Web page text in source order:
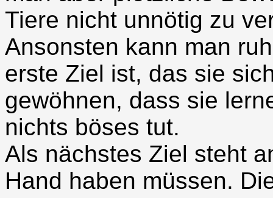
Tiere nicht unnötig zu
Ansonsten kann man
erste Ziel ist, das sie
gewöhnen, dass sie
nichts böses tut.
Als nächstes Ziel steht
Hand haben müssen.